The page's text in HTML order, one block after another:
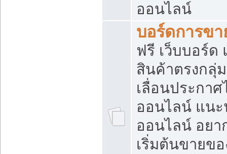
ออนไลน์
บอร์ดการข
ฟรี เว็บบอร์ด
สินค้าตรงกลุ่
เลื่อนประกา
ออนไลน์ แนะ
ออนไลน์ อย
เริ่มต้นขายข